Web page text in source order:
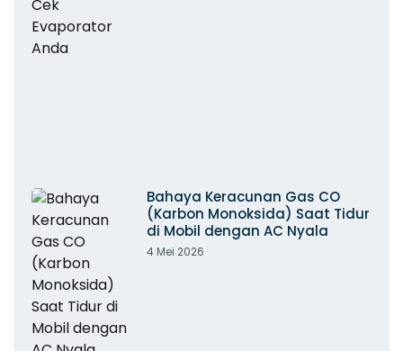
Bahaya Keracunan Gas CO
(Karbon Monoksida) Saat Tidur
di Mobil dengan AC Nyala
4 Mei 2026